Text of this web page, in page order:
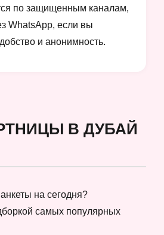
по защищенным каналам,
WhatsApp, если вы
и анонимность.
В ДУБАЙ
на сегодня?
самых популярных